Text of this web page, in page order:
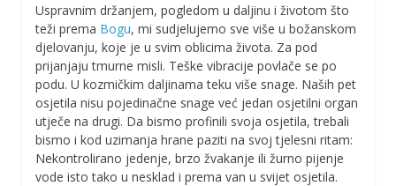
Uspravnim držanjem, pogledom u daljinu i životom što
teži prema Bogu, mi sudjelujemo sve više u božanskom
djelovanju, koje je u svim oblicima života. Za pod
prijanjaju tmurne misli. Teške vibracije povlače se po
podu. U kozmičkim daljinama teku više snage. Naših pet
osjetila nisu pojedinačne snage već jedan osjetilni organ
utječe na drugi. Da bismo profinili svoja osjetila, trebali
bismo i kod uzimanja hrane paziti na svoj tjelesni ritam:
Nekontrolirano jedenje, brzo žvakanje ili žurno pijenje
vode isto tako u nesklad i prema van u svijet osjetila.